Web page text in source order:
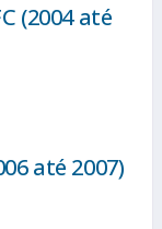
(2004 até
até 2007)